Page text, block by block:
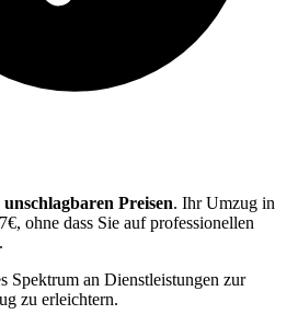
unschlagbaren Preisen. Ihr Umzug in
ohne dass Sie auf professionellen
Spektrum an Dienstleistungen zur
zu erleichtern.